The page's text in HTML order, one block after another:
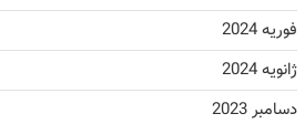
فوریه 2024
ژانویه 2024
دسامبر 2023